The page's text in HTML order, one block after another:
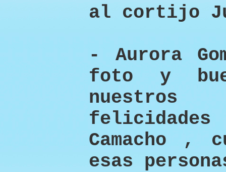
al cortijo
- Aurora
foto y
felicidades
Camacho ,
esas